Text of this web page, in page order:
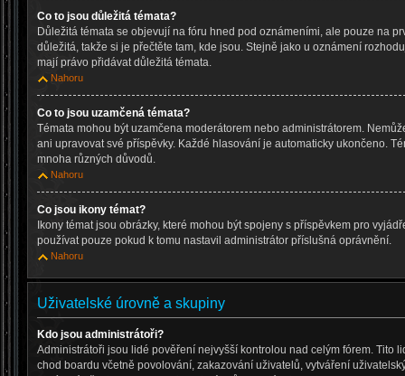
Co to jsou důležitá témata?
Důležitá témata se objevují na fóru hned pod oznámeními, ale pouze na
důležitá, takže si je přečtěte tam, kde jsou. Stejně jako u oznámení
mají právo přidávat důležitá témata.
Nahoru
Co to jsou uzamčená témata?
Témata mohou být uzamčena moderátorem nebo administrátorem.
ani upravovat své příspěvky. Každé hlasování je automaticky ukončeno.
mnoha různých důvodů.
Nahoru
Co jsou ikony témat?
Ikony témat jsou obrázky, které mohou být spojeny s příspěvkem pro
používat pouze pokud k tomu nastavil administrátor příslušná oprávnění.
Nahoru
Uživatelské úrovně a skupiny
Kdo jsou administrátoři?
Administrátoři jsou lidé pověření nejvyšší kontrolou nad celým fórem. Tito
chod boardu včetně povolování, zakazování uživatelů, vytváření